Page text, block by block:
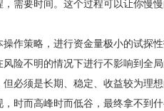
需要时间。这个过程可以让你慢
策略，进行资金量极小的试探性
险不明的情况下进行不影响到全
须是长期、稳定、收益较为理想
时而高峰时而低谷，最终拿不到什